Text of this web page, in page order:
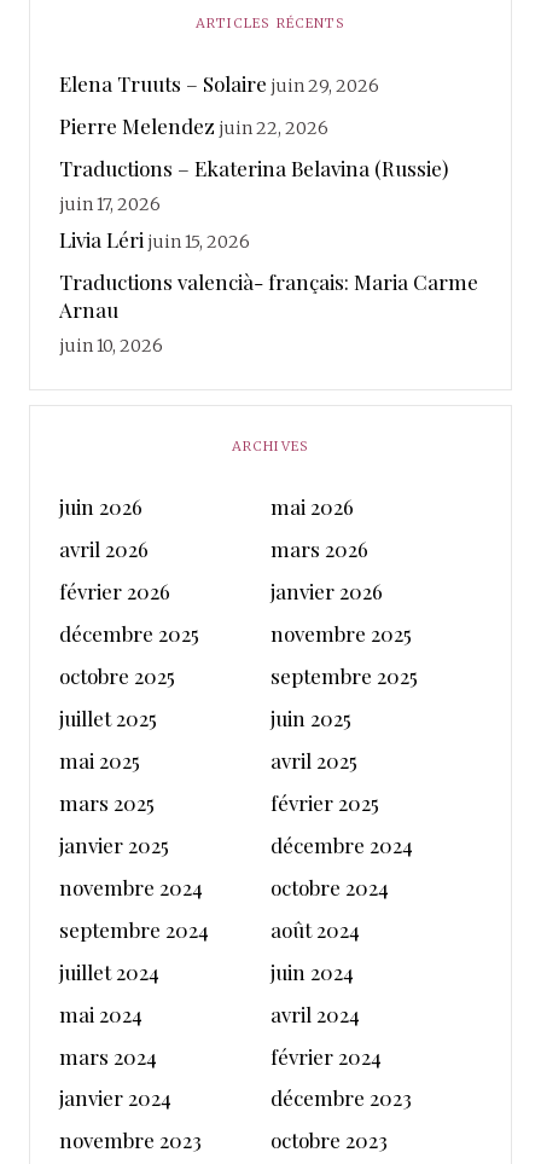
ARTICLES RÉCENTS
Elena Truuts – Solaire juin 29, 2026
Pierre Melendez juin 22, 2026
Traductions – Ekaterina Belavina (Russie)
juin 17, 2026
Livia Léri juin 15, 2026
Traductions valencià- français: Maria Carme
Arnau
juin 10, 2026
ARCHIVES
juin 2026
mai 2026
avril 2026
mars 2026
février 2026
janvier 2026
décembre 2025
novembre 2025
octobre 2025
septembre 2025
juillet 2025
juin 2025
mai 2025
avril 2025
mars 2025
février 2025
janvier 2025
décembre 2024
novembre 2024
octobre 2024
septembre 2024
août 2024
juillet 2024
juin 2024
mai 2024
avril 2024
mars 2024
février 2024
janvier 2024
décembre 2023
novembre 2023
octobre 2023